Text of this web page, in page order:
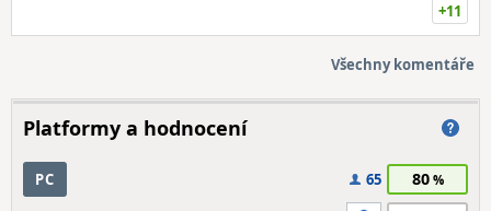
+11
Všechny komentáře
Platformy a hodnocení
PC 65 80